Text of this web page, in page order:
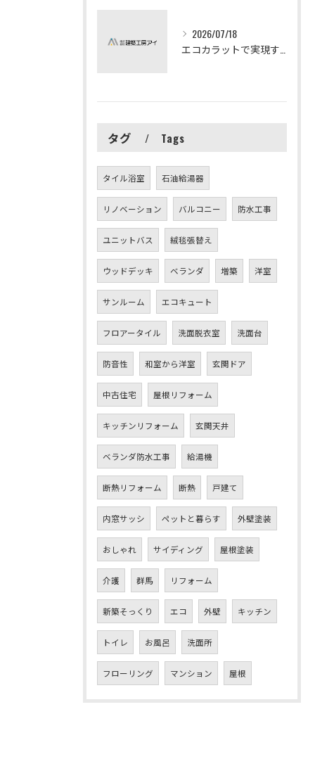
2026/07/18
タグ Tags
タイル浴室 石油給湯器
リノベーション バルコニー 防水工事
ユニットバス 絨毯張替え
ウッドデッキ ベランダ 増築 洋室
サンルーム エコキュート
フロアータイル 洗面脱衣室 洗面台
防音性 和室から洋室 玄関ドア
中古住宅 屋根リフォーム
キッチンリフォーム 玄関天井
ベランダ防水工事 給湯機
断熱リフォーム 断熱 戸建て
内窓サッシ ペットと暮らす 外壁塗装
おしゃれ サイディング 屋根塗装
介護 群馬 リフォーム
新築そっくり エコ 外壁 キッチン
トイレ お風呂 洗面所
フローリング マンション 屋根